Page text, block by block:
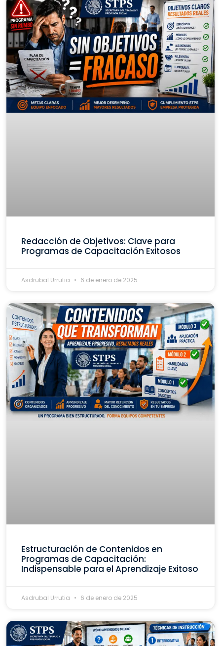
Redacción de Objetivos: Clave para
Programas de Capacitación Exitosos
Asdrubal Urrutia 6 de enero de 2025
Estructuración de Contenidos en
Programas de Capacitación:
Indispensable para el Aprendizaje Exitoso
Asdrubal Urrutia 6 de enero de 2025